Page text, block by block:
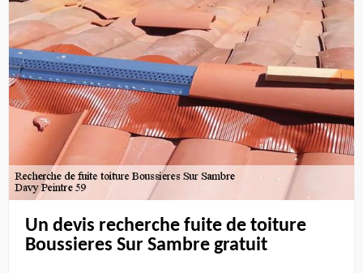
Un devis recherche fuite de toiture
Boussieres Sur Sambre gratuit